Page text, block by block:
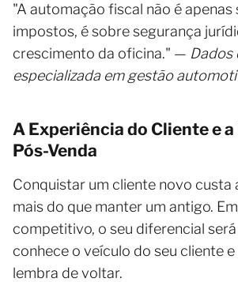
"A automação fiscal não é
impostos, é sobre segurança
crescimento da oficina." — Dados
especializada em gestão
A Experiência do Cliente e
Pós-Venda
Conquistar um cliente novo custa
mais do que manter um antigo.
competitivo, o seu diferencial
conhece o veículo do seu cliente
lembra de voltar.